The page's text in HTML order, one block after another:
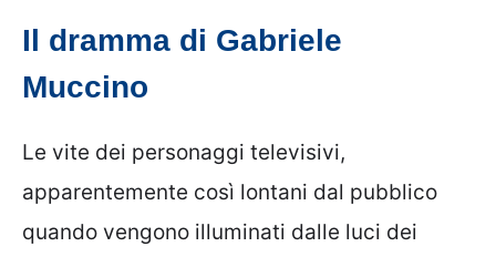
Il dramma di Gabriele
Muccino
Le vite dei personaggi televisivi,
apparentemente così lontani dal pubblico
quando vengono illuminati dalle luci dei